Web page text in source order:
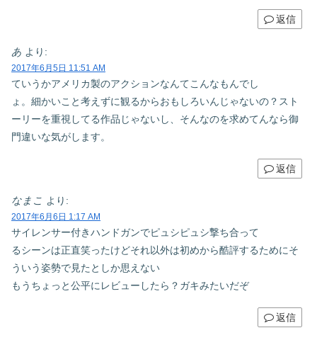
返信
あ より:
2017年6月5日 11:51 AM
ていうかアメリカ製のアクションなんてこんなもんでし
ょ。細かいこと考えずに観るからおもしろいんじゃないの？スト
ーリーを重視してる作品じゃないし、そんなのを求めてんなら御
門違いな気がします。
返信
なまこ より:
2017年6月6日 1:17 AM
サイレンサー付きハンドガンでピュシピュシ撃ち合って
るシーンは正直笑ったけどそれ以外は初めから酷評するためにそ
ういう姿勢で見たとしか思えない
もうちょっと公平にレビューしたら？ガキみたいだぞ
返信